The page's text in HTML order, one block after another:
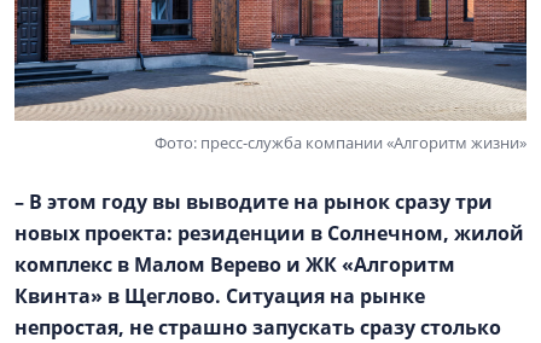
Фото: пресс-служба компании «Алгоритм жизни»
– В этом году вы выводите на рынок сразу три
новых проекта: резиденции в Солнечном, жилой
комплекс в Малом Верево и ЖК «Алгоритм
Квинта» в Щеглово. Ситуация на рынке
непростая, не страшно запускать сразу столько